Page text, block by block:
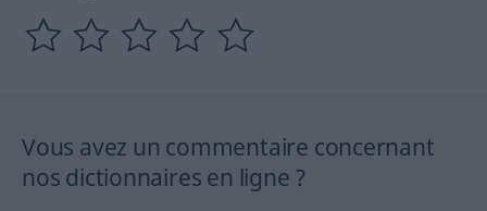
Vous avez un commentaire concernant
nos dictionnaires en ligne ?